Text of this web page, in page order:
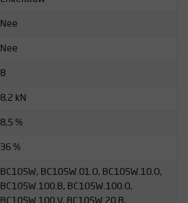
Nee
Nee
8
8,2 kN
8,5 %
36 %
BC105W, BC105W.01.O, BC105W.10.O,
BC105W.100.B, BC105W.100.O,
BC105W.100.V, BC105W.20.B,